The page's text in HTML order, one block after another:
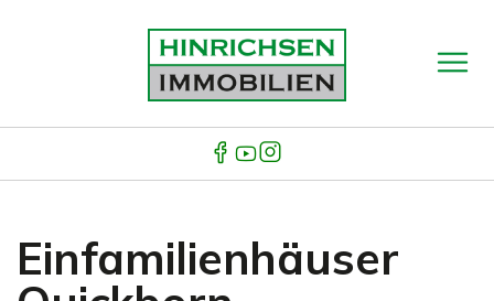
Einfamilienhäuser